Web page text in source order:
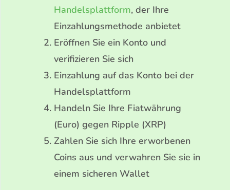
Handelsplattform, der Ihre
Einzahlungsmethode anbietet
Eröffnen Sie ein Konto und
verifizieren Sie sich
Einzahlung auf das Konto bei der
Handelsplattform
Handeln Sie Ihre Fiatwährung
(Euro) gegen Ripple (XRP)
Zahlen Sie sich Ihre erworbenen
Coins aus und verwahren Sie sie in
einem sicheren Wallet